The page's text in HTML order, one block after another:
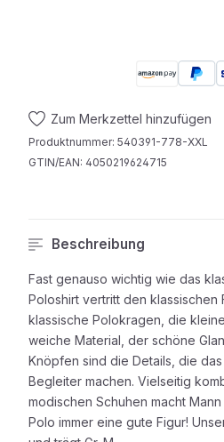
Zum Merkzettel hinzufügen
Produktnummer: 540391-778-XXL
GTIN/EAN: 4050219624715
Beschreibung
Fast genauso wichtig wie das
Poloshirt vertritt den
klassische Polokragen, die
weiche Material, der schöne
Knöpfen sind die Details, die
Begleiter machen. Vielseitig
modischen Schuhen macht
Polo immer eine gute Figur!